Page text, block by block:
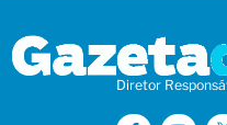
Diretor